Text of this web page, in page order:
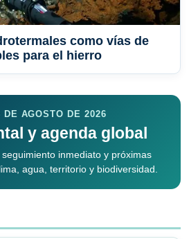
como vías de
para el hierro
AGOSTO DE 2026
y agenda global
inmediato y próximas
agua, territorio y biodiversidad.